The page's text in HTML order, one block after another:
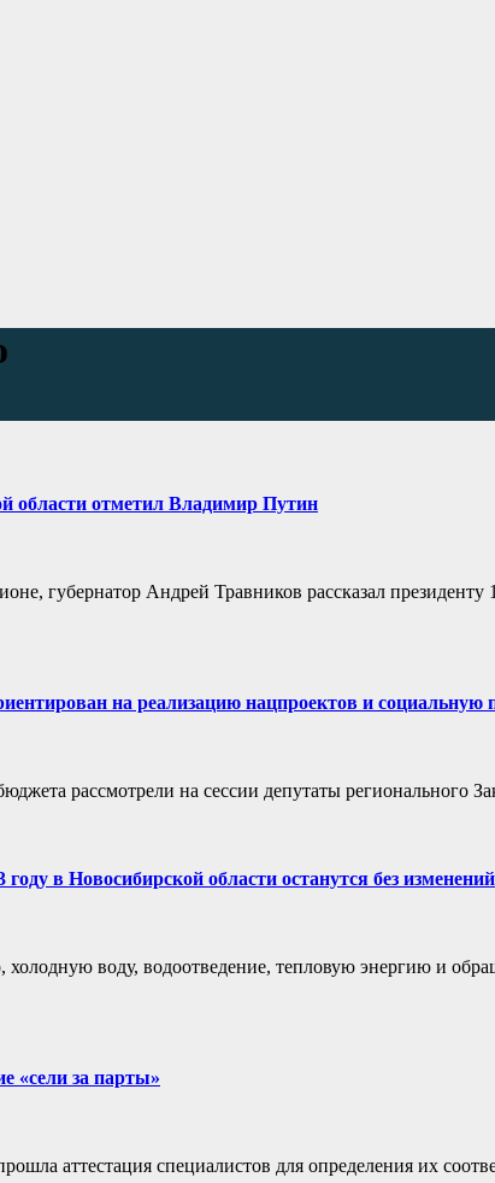
области отметил Владимир Путин
губернатор Андрей Травников рассказал президенту
на реализацию нацпроектов и социальную
рассмотрели на сессии депутаты регионального
в Новосибирской области останутся без изменений
воду, водоотведение, тепловую энергию и
«сели за парты»
аттестация специалистов для определения их